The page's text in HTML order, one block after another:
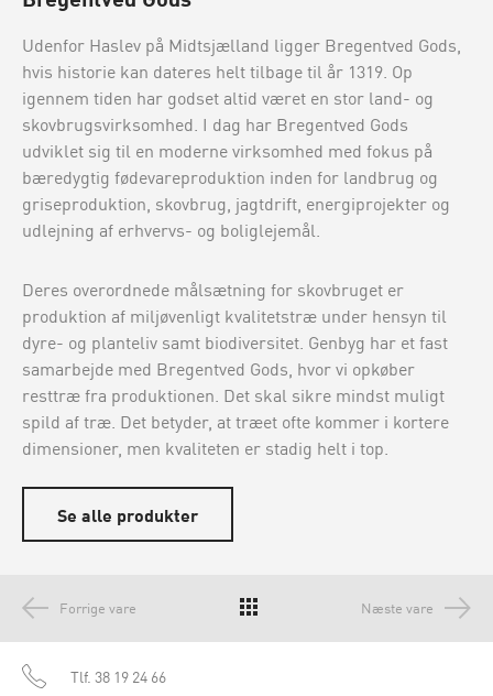
Udenfor Haslev på Midtsjælland ligger Bregentved Gods,
hvis historie kan dateres helt tilbage til år 1319. Op
igennem tiden har godset altid været en stor land- og
skovbrugsvirksomhed. I dag har Bregentved Gods
udviklet sig til en moderne virksomhed med fokus på
bæredygtig fødevareproduktion inden for landbrug og
griseproduktion, skovbrug, jagtdrift, energiprojekter og
udlejning af erhvervs- og boliglejemål.
Deres overordnede målsætning for skovbruget er
produktion af miljøvenligt kvalitetstræ under hensyn til
dyre- og planteliv samt biodiversitet. Genbyg har et fast
samarbejde med Bregentved Gods, hvor vi opkøber
resttræ fra produktionen. Det skal sikre mindst muligt
spild af træ. Det betyder, at træet ofte kommer i kortere
dimensioner, men kvaliteten er stadig helt i top.
Se alle produkter
Forrige vare Næste vare
Tlf. 38 19 24 66